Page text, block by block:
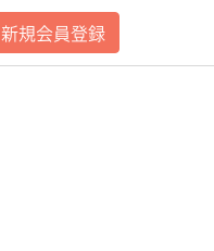
新規会員登録